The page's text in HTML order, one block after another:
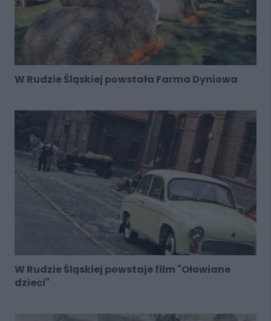
W Rudzie Śląskiej powstała Farma Dyniowa
W Rudzie Śląskiej powstaje film "Ołowiane
dzieci"